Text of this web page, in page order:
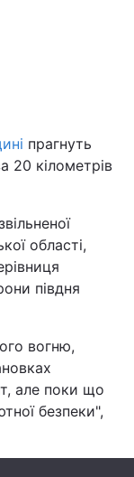
прагнуть
20 кілометрів
області,
півдня
вогню,
але поки що
безпеки",